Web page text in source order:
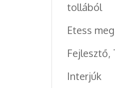
tollából
Etess
Fejlesztő,
Interjúk